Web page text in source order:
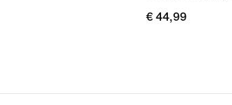
€ 44,99
€ 44,99